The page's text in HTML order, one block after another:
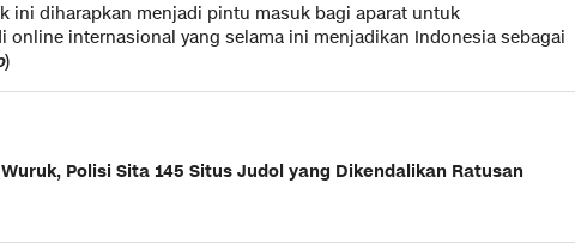
ini diharapkan menjadi pintu masuk bagi aparat untuk
internasional yang selama ini menjadikan Indonesia sebagai
)
Polisi Sita 145 Situs Judol yang Dikendalikan Ratusan